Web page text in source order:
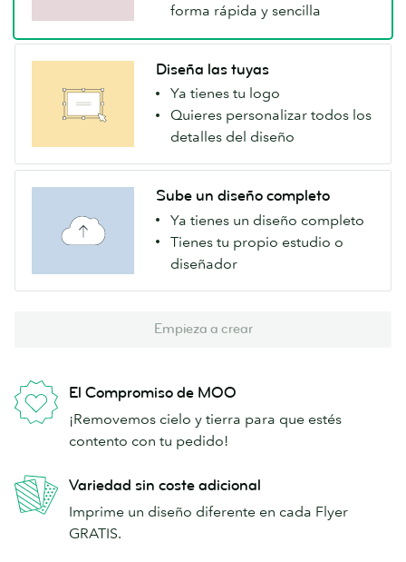
forma rápida y sencilla
Diseña las tuyas
Ya tienes tu logo
Quieres personalizar todos los
detalles del diseño
Sube un diseño completo
Ya tienes un diseño completo
Tienes tu propio estudio o
diseñador
Empieza a crear
El Compromiso de MOO
¡Removemos cielo y tierra para que estés
contento con tu pedido!
Variedad sin coste adicional
Imprime un diseño diferente en cada Flyer
GRATIS.